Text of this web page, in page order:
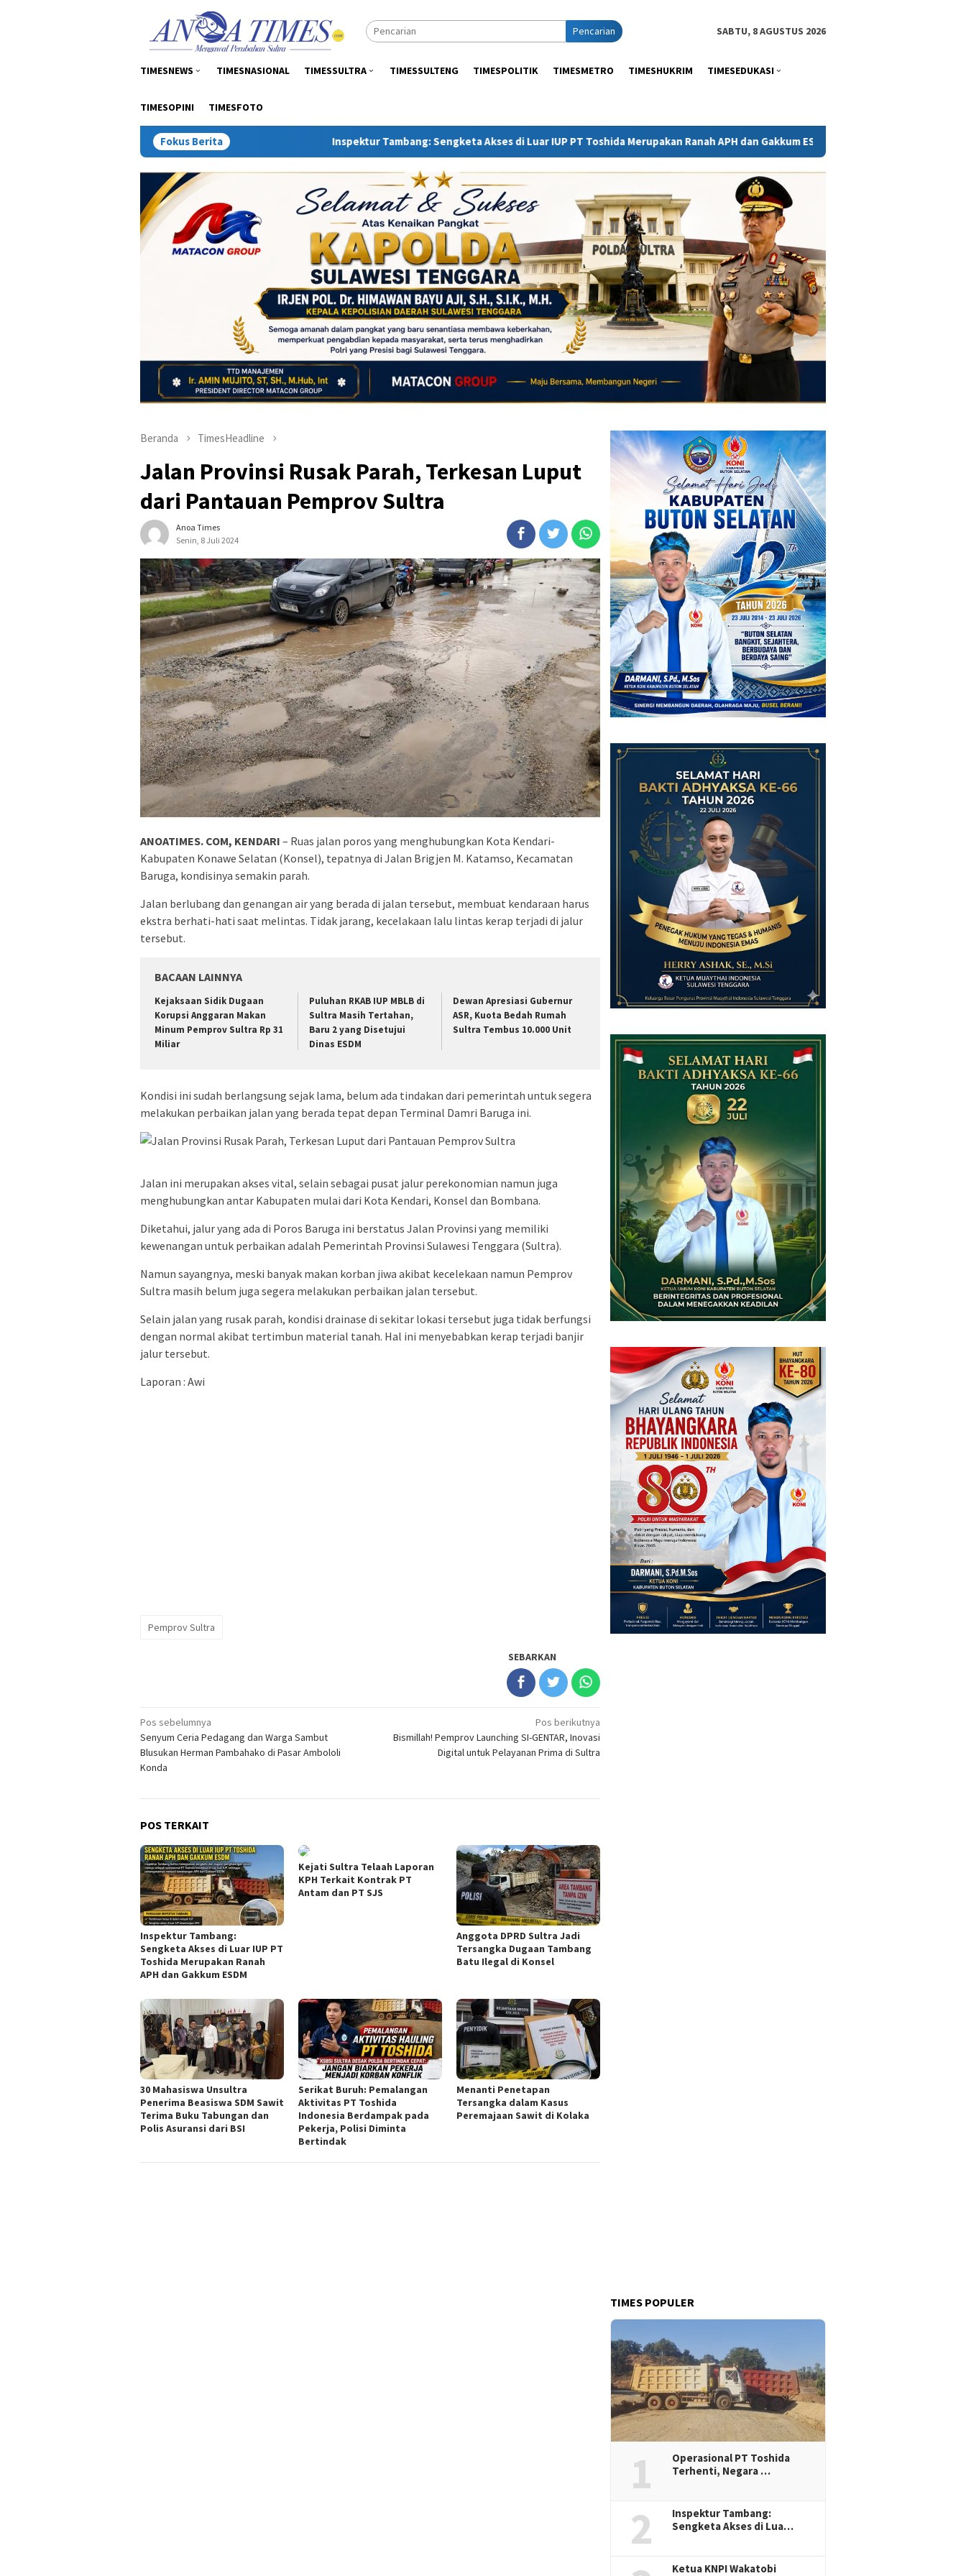
Pencarian SABTU, 8 AGUSTUS 2026
TIMESNEWS TIMESNASIONAL TIMESSULTRA TIMESSULTENG TIMESPOLITIK TIMESMETRO TIMESHUKRIM TIMESEDUKASI
TIMESOPINI TIMESFOTO
Fokus BeritaInspektur Tambang: Sengketa Akses di Luar IUP PT Toshida Merupakan Ranah APH dan Gakkum ESDM Kejati Sultra Telaah Laporan KPH Terkait
Beranda TimesHeadline
Jalan Provinsi Rusak Parah, Terkesan Luput
dari Pantauan Pemprov Sultra
Anoa Times
Senin, 8 Juli 2024
ANOATIMES. COM, KENDARI – Ruas jalan poros yang menghubungkan Kota Kendari-
Kabupaten Konawe Selatan (Konsel), tepatnya di Jalan Brigjen M. Katamso, Kecamatan
Baruga, kondisinya semakin parah.
Jalan berlubang dan genangan air yang berada di jalan tersebut, membuat kendaraan harus
ekstra berhati-hati saat melintas. Tidak jarang, kecelakaan lalu lintas kerap terjadi di jalur
tersebut.
BACAAN LAINNYA
Kejaksaan Sidik Dugaan
Korupsi Anggaran Makan
Minum Pemprov Sultra Rp 31
Miliar
Puluhan RKAB IUP MBLB di
Sultra Masih Tertahan,
Baru 2 yang Disetujui
Dinas ESDM
Dewan Apresiasi Gubernur
ASR, Kuota Bedah Rumah
Sultra Tembus 10.000 Unit
Kondisi ini sudah berlangsung sejak lama, belum ada tindakan dari pemerintah untuk segera
melakukan perbaikan jalan yang berada tepat depan Terminal Damri Baruga ini.
Jalan ini merupakan akses vital, selain sebagai pusat jalur perekonomian namun juga
menghubungkan antar Kabupaten mulai dari Kota Kendari, Konsel dan Bombana.
Diketahui, jalur yang ada di Poros Baruga ini berstatus Jalan Provinsi yang memiliki
kewenangan untuk perbaikan adalah Pemerintah Provinsi Sulawesi Tenggara (Sultra).
Namun sayangnya, meski banyak makan korban jiwa akibat kecelekaan namun Pemprov
Sultra masih belum juga segera melakukan perbaikan jalan tersebut.
Selain jalan yang rusak parah, kondisi drainase di sekitar lokasi tersebut juga tidak berfungsi
dengan normal akibat tertimbun material tanah. Hal ini menyebabkan kerap terjadi banjir
jalur tersebut.
Laporan : Awi
Pemprov Sultra
SEBARKAN
Navigasi
pos
Pos sebelumnya
Senyum Ceria Pedagang dan Warga Sambut
Blusukan Herman Pambahako di Pasar Ambololi
Konda
Pos berikutnya
Bismillah! Pemprov Launching SI-GENTAR, Inovasi
Digital untuk Pelayanan Prima di Sultra
POS TERKAIT
Inspektur Tambang:
Sengketa Akses di Luar IUP PT
Toshida Merupakan Ranah
APH dan Gakkum ESDM
Kejati Sultra Telaah Laporan
KPH Terkait Kontrak PT
Antam dan PT SJS
Anggota DPRD Sultra Jadi
Tersangka Dugaan Tambang
Batu Ilegal di Konsel
30 Mahasiswa Unsultra
Penerima Beasiswa SDM Sawit
Terima Buku Tabungan dan
Polis Asuransi dari BSI
Serikat Buruh: Pemalangan
Aktivitas PT Toshida
Indonesia Berdampak pada
Pekerja, Polisi Diminta
Bertindak
Menanti Penetapan
Tersangka dalam Kasus
Peremajaan Sawit di Kolaka
TIMES POPULER
1
Operasional PT Toshida
Terhenti, Negara …
2
Inspektur Tambang:
Sengketa Akses di Lua…
Ketua KNPI Wakatobi